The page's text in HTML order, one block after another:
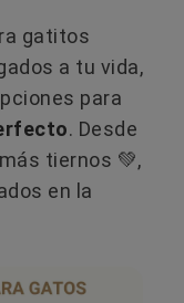
gatitos
a tu vida,
para
. Desde
tiernos 💚,
en la